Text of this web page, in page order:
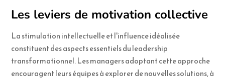
Les leviers de motivation collective
La stimulation intellectuelle et l'influence idéalisée
constituent des aspects essentiels du leadership
transformationnel. Les managers adoptant cette approche
encouragent leurs équipes à explorer de nouvelles solutions, à